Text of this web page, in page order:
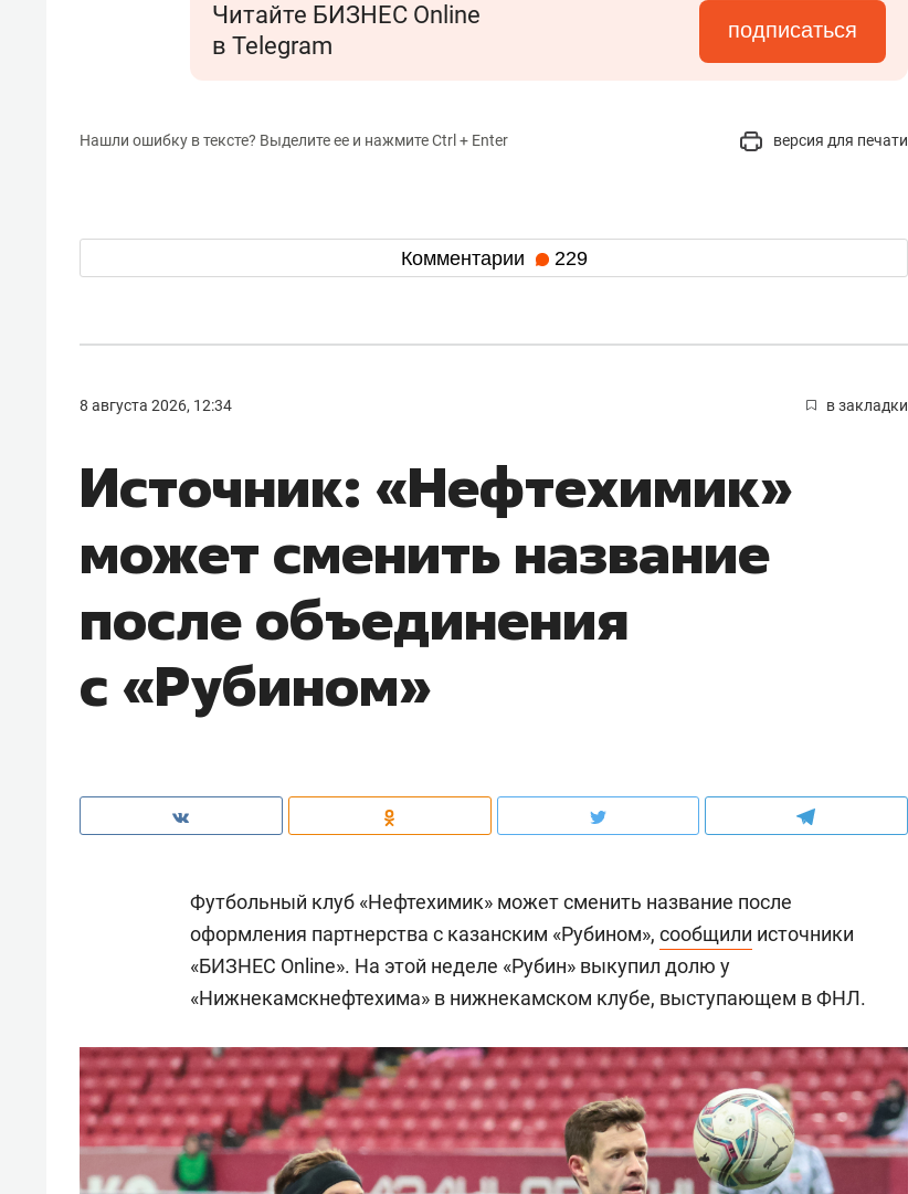
Читайте БИЗНЕС Online
в Telegram
подписаться
Нашли ошибку в тексте? Выделите ее и нажмите Ctrl + Enter версия для печати
Комментарии 229
8 августа 2026, 12:34 в закладки
Источник: «Нефтехимик»
может сменить название
после объединения
с «Рубином»
Футбольный клуб «Нефтехимик» может сменить название после
оформления партнерства с казанским «Рубином», сообщили источники
«БИЗНЕС Online». На этой неделе «Рубин» выкупил долю у
«Нижнекамскнефтехима» в нижнекамском клубе, выступающем в ФНЛ.